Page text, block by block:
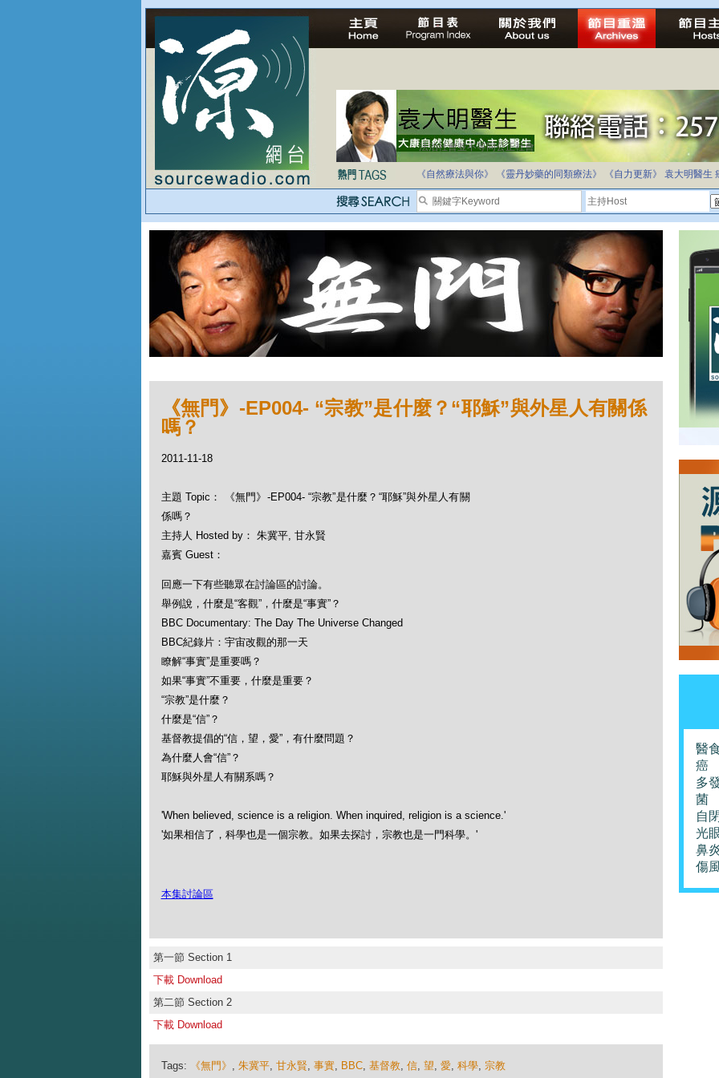
法治社會並不等同公正社會
自家教育合法化-推動多元化教育，全民學卷制
《自然療法與你》
《靈丹妙藥的同類療法》 《自力更新》 袁大明醫生
《無門》-EP004- “宗教”是什麼？“耶穌”與外星人有關係
嗎？
2011-11-18
主題 Topic： 《無門》-EP004- “宗教”是什麼？“耶穌”與外星人有關
係嗎？
主持人 Hosted by： 朱冀平, 甘永賢
嘉賓 Guest：
回應一下有些聽眾在討論區的討論。
舉例說，什麼是“客觀”，什麼是“事實”？
BBC Documentary: The Day The Universe Changed
BBC紀錄片：宇宙改觀的那一天
瞭解“事實”是重要嗎？
如果“事實”不重要，什麼是重要？
“宗教”是什麼？
什麼是“信”？
基督教提倡的“信，望，愛”，有什麼問題？
為什麼人會“信”？
耶穌與外星人有關系嗎？
'When believed, science is a religion. When inquired, religion is a science.'
'如果相信了，科學也是一個宗教。如果去探討，宗教也是一門科學。'
本集討論區
第一節 Section 1
下載 Download
第二節 Section 2
下載 Download
Tags: 《無門》 , 朱冀平, 甘永賢, 事實, BBC, 基督教, 信, 望, 愛, 科學, 宗教
醫
癌
多
菌
自
光
鼻
傷